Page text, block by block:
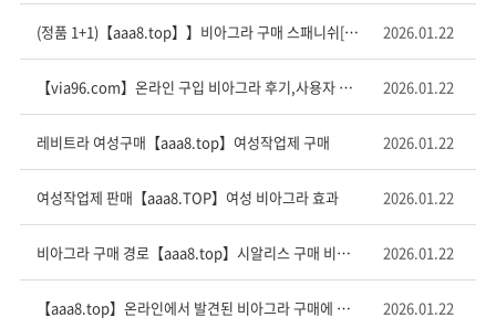
(정품 1+1)【aaa8.top】】비아그라 구매 스패니쉬[초강력] 2026.01.22
【via96.com】온라인 구입 비아그라 후기,사용자 경험 및 효과 리뷰 2026.01.22
레비트라 여성구매【aaa8.top】여성작업제 구매 2026.01.22
여성작업제 판매【aaa8.TOP】여성 비아그라 효과 2026.01.22
비아그라 구매 경로【aaa8.tор】시알리스 구매 비아그라 구입 48h약국 2026.01.22
【aaa8.top】온라인에서 발견된 비아그라 구매에 관한 기사가 사실인가요? 2026.01.22